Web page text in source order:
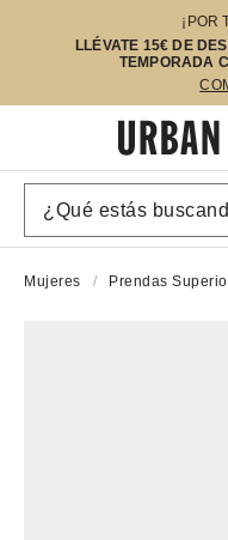
¡POR
LLÉVATE 15€ DE
TEMPORADA
Mujeres Prendas